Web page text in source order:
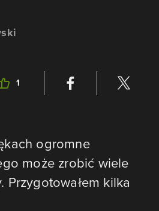
1
ogromne
może zrobić wiele
Przygotowałem kilka